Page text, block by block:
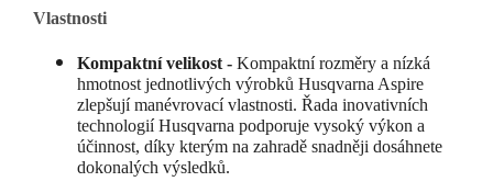
Vlastnosti
Kompaktní velikost - Kompaktní rozměry a nízká
hmotnost jednotlivých výrobků Husqvarna Aspire
zlepšují manévrovací vlastnosti. Řada inovativních
technologií Husqvarna podporuje vysoký výkon a
účinnost, díky kterým na zahradě snadněji dosáhnete
dokonalých výsledků.